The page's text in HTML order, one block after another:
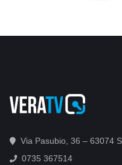
Via Pasubio, 36 – 63074
0735 367514